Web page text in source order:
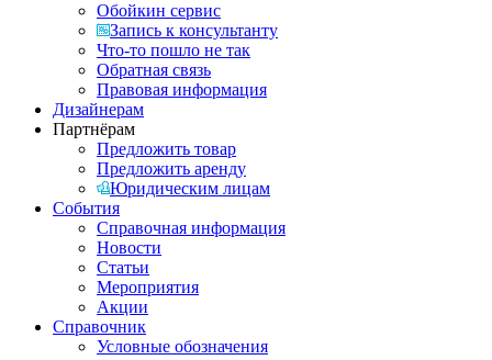
Обойкин сервис
Запись к консультанту
Что-то пошло не так
Обратная связь
Правовая информация
Дизайнерам
Партнёрам
Предложить товар
Предложить аренду
Юридическим лицам
События
Справочная информация
Новости
Статьи
Мероприятия
Акции
Справочник
Условные обозначения